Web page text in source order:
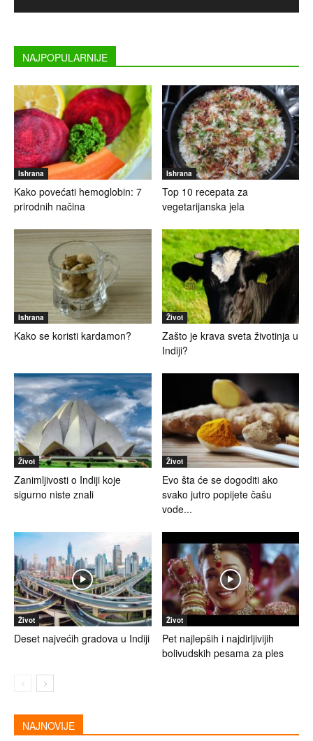
NAJPOPULARNIJE
Ishrana
Kako povećati hemoglobin: 7
prirodnih načina
Ishrana
Top 10 recepata za
vegetarijanska jela
Ishrana
Kako se koristi kardamon?
Život
Zašto je krava sveta životinja u
Indiji?
Život
Zanimljivosti o Indiji koje
sigurno niste znali
Život
Evo šta će se dogoditi ako
svako jutro popijete čašu
vode...
Život
Deset najvećih gradova u Indiji
Život
Pet najlepših i najdirljivijih
bolivudskih pesama za ples
NAJNOVIJE